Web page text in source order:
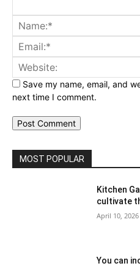
Comment:
Save my name, email, and
next time I comment.
MOST POPULAR
Kitchen
cultivate
April 10, 2026
You can